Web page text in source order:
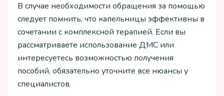
В случае необходимости обращения за помощью
следует помнить, что капельницы эффективны в
сочетании с комплексной терапией. Если вы
рассматриваете использование ДМС или
интересуетесь возможностью получения
пособий, обязательно уточните все нюансы у
специалистов.